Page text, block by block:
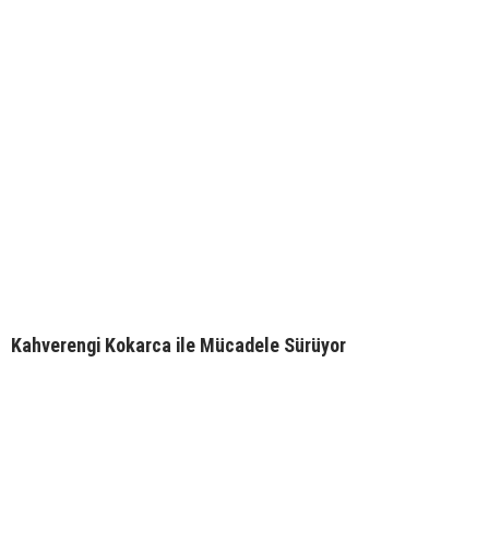
Kahverengi Kokarca ile Mücadele Sürüyor